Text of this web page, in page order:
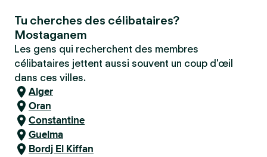
Tu cherches des célibataires?
Mostaganem
Les gens qui recherchent des membres
célibataires jettent aussi souvent un coup d'œil
dans ces villes.
Alger
Oran
Constantine
Guelma
Bordj El Kiffan